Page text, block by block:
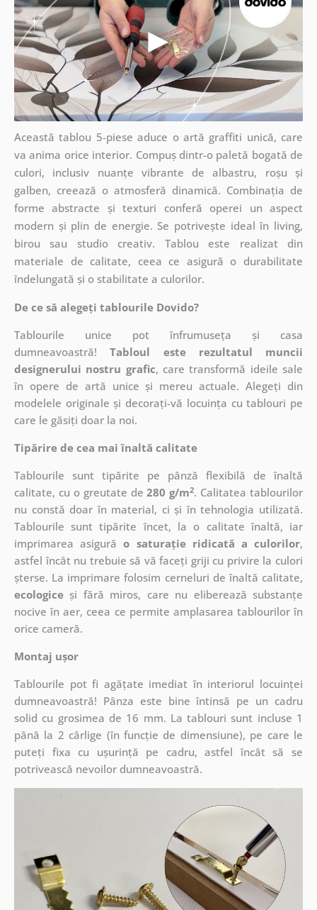
Această tablou 5-piese aduce o artă graffiti unică, care
va anima orice interior. Compuș dintr-o paletă bogată de
culori, inclusiv nuanțe vibrante de albastru, roșu și
galben, creează o atmosferă dinamică. Combinația de
forme abstracte și texturi conferă operei un aspect
modern și plin de energie. Se potrivește ideal în living,
birou sau studio creativ. Tablou este realizat din
materiale de calitate, ceea ce asigură o durabilitate
îndelungată și o stabilitate a culorilor.
De ce să alegeți tablourile Dovido?
Tablourile unice pot înfrumuseța și casa
dumneavoastră!Tabloul este rezultatul muncii
designerului nostru grafic, caretransformă ideile sale
în opere de artă unice și mereu actuale. Alegeți din
modelele originale și decorați-vă locuința cu tablouri pe
care le găsiți doar la noi.
Tipărire de cea mai înaltă calitate
Tablourile sunt tipărite pe pânză flexibilă de înaltă
calitate, cu o greutate de280 g/m2. Calitatea tablourilor
nu constă doar în material, ci și în tehnologia utilizată.
Tablourile sunt tipărite încet, la o calitate înaltă, iar
imprimarea asigurăo saturație ridicată a culorilor,
astfel încât nu trebuie să vă faceți griji cu privire la culori
șterse. La imprimare folosim cerneluri de înaltă calitate,
ecologiceși fără miros, care nu eliberează substanțe
nocive în aer, ceea ce permite amplasarea tablourilor în
orice cameră.
Montaj ușor
Tablourile pot fi agățate imediat în interiorul locuinței
dumneavoastră! Pânza este bine întinsă pe un cadru
solid cu grosimea de 16 mm. La tablouri sunt incluse 1
până la 2 cârlige (în funcție de dimensiune), pe care le
puteți fixa cu ușurință pe cadru, astfel încât să se
potrivească nevoilor dumneavoastră.